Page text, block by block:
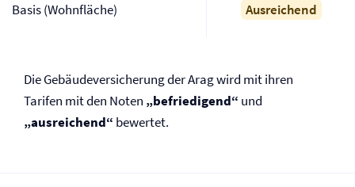
Basis (Wohnfläche) Ausreichend
Die Gebäude­versicherung der Arag wird mit ihren
Tarifen mit den Noten „befriedigend“ und
„ausreichend“ bewertet.